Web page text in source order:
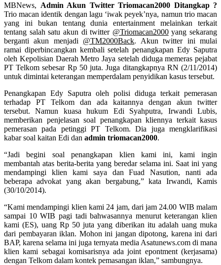
MBNews, Admin Akun Twitter Triomacan2000 Ditangkap ?
Trio macan identik dengan lagu ‘iwak peyek’nya, namun trio macan
yang ini bukan tentang dunia entertainment melainkan terkait
tentang salah satu akun di twitter @Triomacan2000yang sekarang
berganti akun menjadi @TM2000Back. Akun twitter ini mulai
ramai diperbincangkan kembali setelah penangkapan Edy Saputra
oleh Kepolisian Daerah Metro Jaya setelah diduga memeras pejabat
PT Telkom sebesar Rp 50 juta. Juga ditangkapnya RN (2/11/2014)
untuk dimintai keterangan memperdalam penyidikan kasus tersebut.
Penangkapan Edy Saputra oleh polisi diduga terkait pemerasan
terhadap PT Telkom dan ada kaitannya dengan akun twitter
tersebut. Namun kuasa hukum Edi Syahputra, Irwandi Lubis,
memberikan penjelasan soal penangkapan kliennya terkait kasus
pemerasan pada petinggi PT Telkom. Dia juga mengklarifikasi
kabar soal kaitan Edi dan admin triomacan2000.
“Jadi begini soal penangkapan klien kami ini, kami ingin
membantah atas berita-berita yang beredar selama ini. Saat ini yang
mendampingi klien kami saya dan Fuad Nasution, nanti ada
beberapa advokat yang akan bergabung,” kata Irwandi, Kamis
(30/10/2014).
“Kami mendampingi klien kami 24 jam, dari jam 24.00 WIB malam
sampai 10 WIB pagi tadi bahwasannya menurut keterangan klien
kami (ES), uang Rp 50 juta yang diberikan itu adalah uang muka
dari pembayaran iklan. Mohon ini jangan dipotong, karena ini dari
BAP, karena selama ini juga ternyata media Asatunews.com di mana
klien kami sebagai komisarisnya ada joint epontment (kerjasama)
dengan Telkom dalam kontek pemasangan iklan,” sambungnya.